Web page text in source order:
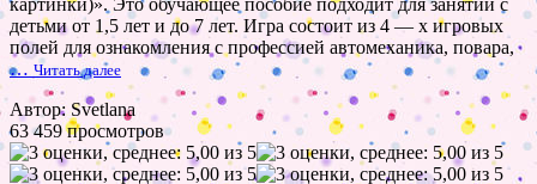
картинки)». Это обучающее пособие подходит для занятий с
детьми от 1,5 лет и до 7 лет. Игра состоит из 4 — х игровых
полей для ознакомления с профессией автомеханика, повара,
… Читать далее
Автор: Svetlana
63 459 просмотров